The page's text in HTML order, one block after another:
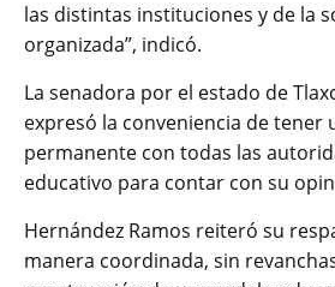
las distintas instituciones y de la
organizada”, indicó.
La senadora por el estado de
expresó la conveniencia de tener
permanente con todas las
educativo para contar con su
Hernández Ramos reiteró su
manera coordinada, sin